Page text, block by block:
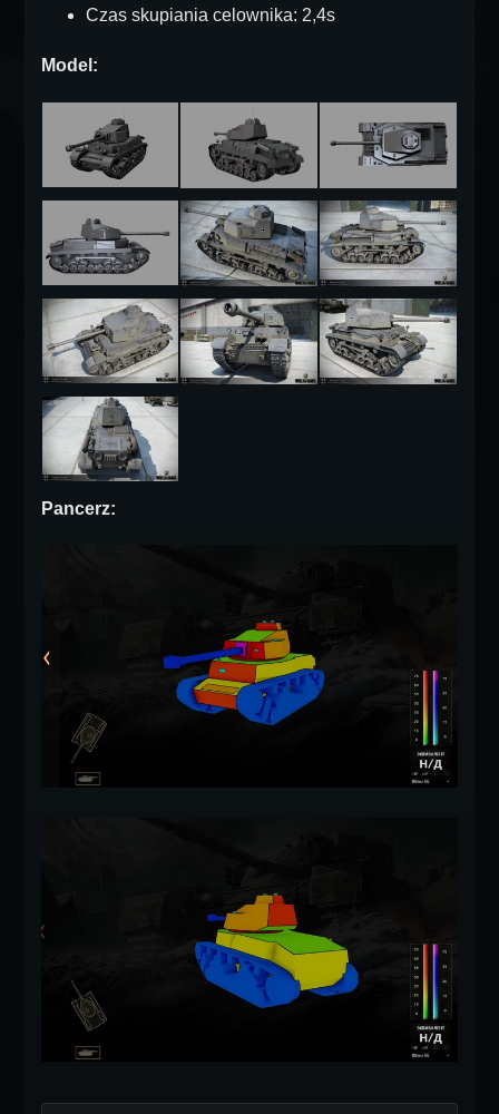
Czas skupiania celownika: 2,4s
Model:
Pancerz: